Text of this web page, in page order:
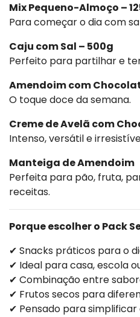
Mix Pequeno-Almoço –
Para começar o dia com
Caju com Sal – 500g
Perfeito para partilhar e
Amendoim com
O toque doce da semana.
Creme de Avelã com
Intenso, versátil e
Manteiga de Amendoim
Perfeita para pão, fruta,
receitas.
Porque escolher o Pack
✔ Snacks práticos para o
✔ Ideal para casa, escola
✔ Combinação entre
✔ Frutos secos para
✔ Pensado para simplificar